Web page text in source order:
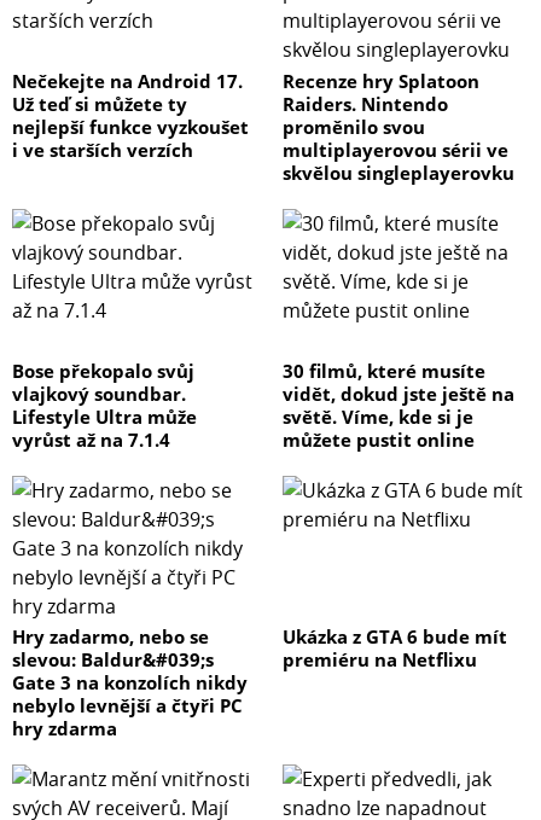
Nečekejte na Android 17.
Už teď si můžete ty
nejlepší funkce vyzkoušet
i ve starších verzích
Recenze hry Splatoon
Raiders. Nintendo
proměnilo svou
multiplayerovou sérii ve
skvělou singleplayerovku
Bose překopalo svůj
vlajkový soundbar.
Lifestyle Ultra může
vyrůst až na 7.1.4
30 filmů, které musíte
vidět, dokud jste ještě na
světě. Víme, kde si je
můžete pustit online
Hry zadarmo, nebo se
slevou: Baldur&#039;s
Gate 3 na konzolích nikdy
nebylo levnější a čtyři PC
hry zdarma
Ukázka z GTA 6 bude mít
premiéru na Netflixu